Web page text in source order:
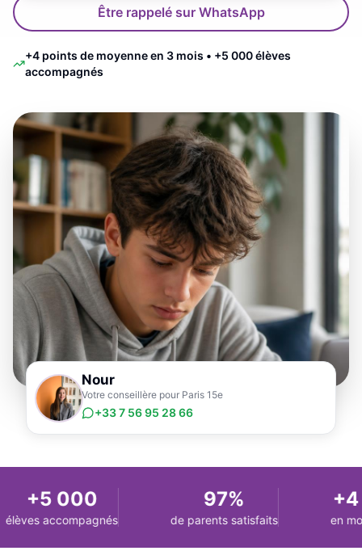
Être rappelé sur WhatsApp
+4 points de moyenne en 3 mois • +5 000 élèves
accompagnés
Nour
Votre conseillère pour Paris 15e
+33 7 56 95 28 66
+5 000
accompagnés
97%
de parents satisfaits
+4
en